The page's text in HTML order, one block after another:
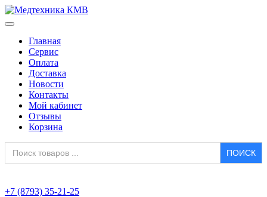
Главная
Сервис
Оплата
Доставка
Новости
Контакты
Мой кабинет
Отзывы
Корзина
Search
for:
+7 (8793) 35-21-25